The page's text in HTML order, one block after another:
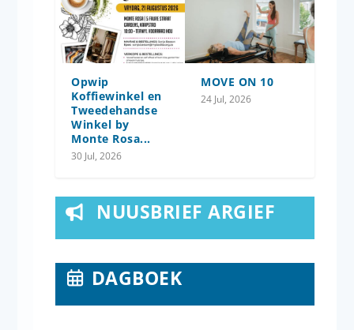
Opwip
Koffiewinkel en
Tweedehandse
Winkel by
Monte Rosa...
30 Jul, 2026
MOVE ON 10
24 Jul, 2026
NUUSBRIEF ARGIEF
DAGBOEK